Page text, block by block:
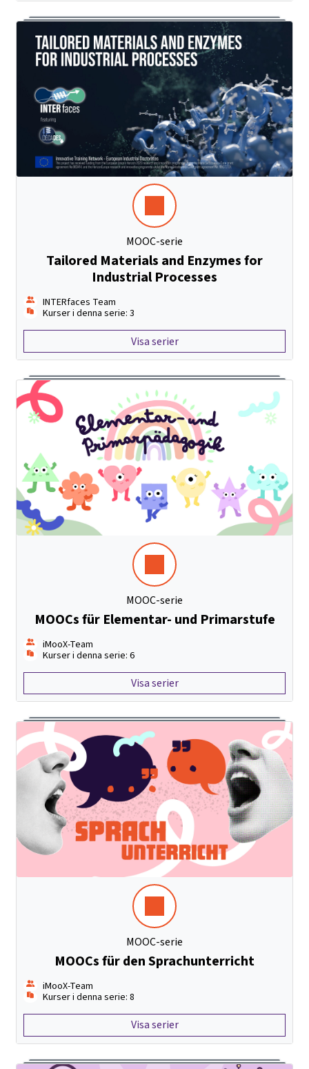
MOOC-serie
Tailored Materials and Enzymes for
Industrial Processes
INTERfaces Team
Kurser i denna serie: 3
Visa serier
MOOC-serie
MOOCs für Elementar- und Primarstufe
iMooX-Team
Kurser i denna serie: 6
Visa serier
MOOC-serie
MOOCs für den Sprachunterricht
iMooX-Team
Kurser i denna serie: 8
Visa serier